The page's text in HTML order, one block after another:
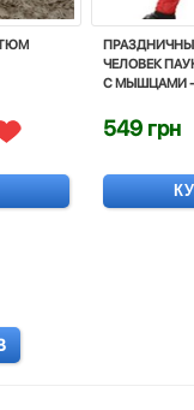
ЧЕЛОВЕК
С МЫШЦАМИ -
549 грн